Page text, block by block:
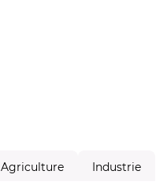
Agriculture Industrie